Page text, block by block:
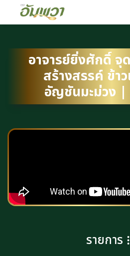
อาจารย์ยิ่งศักดิ์ จุ
สร้างสรรค์ ข้า
อัญชันมะม่วง
รายการ